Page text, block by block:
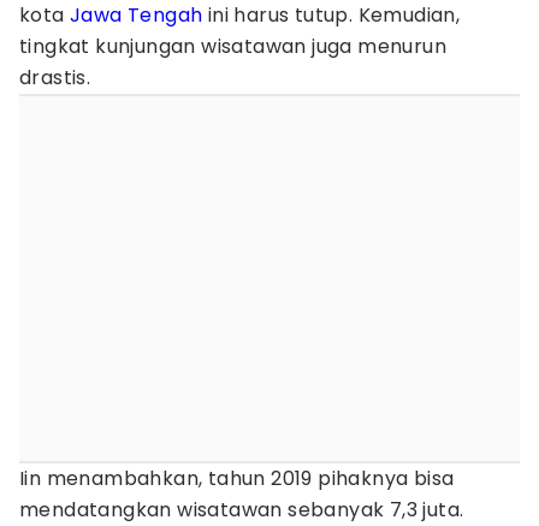
kota Jawa Tengah ini harus tutup. Kemudian,
tingkat kunjungan wisatawan juga menurun
drastis.
Iin menambahkan, tahun 2019 pihaknya bisa
mendatangkan wisatawan sebanyak 7,3 juta.